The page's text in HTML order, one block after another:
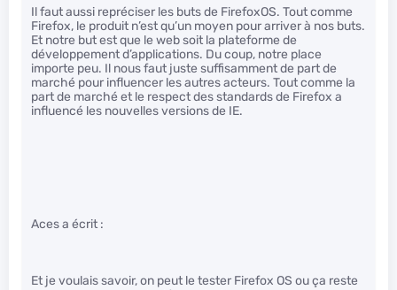
Il faut aussi repréciser les buts de FirefoxOS. Tout comme
Firefox, le produit n’est qu’un moyen pour arriver à nos buts.
Et notre but est que le web soit la plateforme de
développement d’applications. Du coup, notre place
importe peu. Il nous faut juste suffisamment de part de
marché pour influencer les autres acteurs. Tout comme la
part de marché et le respect des standards de Firefox a
influencé les nouvelles versions de IE.
Aces a écrit :
Et je voulais savoir, on peut le tester Firefox OS ou ça reste